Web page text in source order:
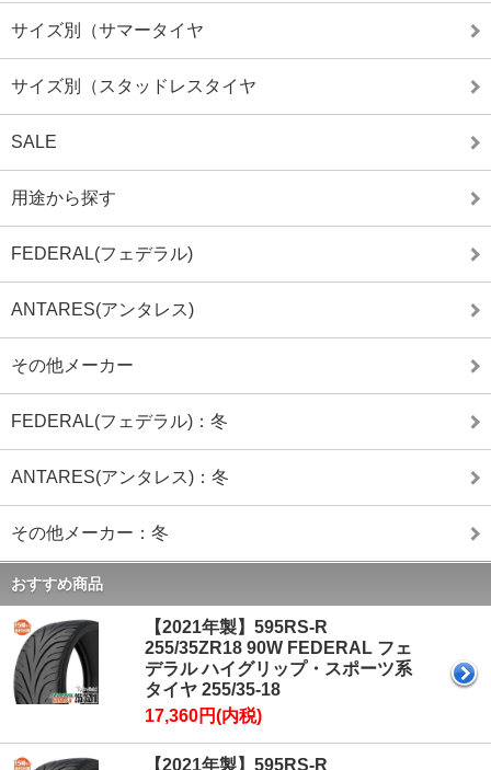
サイズ別（サマータイヤ
サイズ別（スタッドレスタイヤ
SALE
用途から探す
FEDERAL(フェデラル)
ANTARES(アンタレス)
その他メーカー
FEDERAL(フェデラル)：冬
ANTARES(アンタレス)：冬
その他メーカー：冬
おすすめ商品
【2021年製】595RS-R
255/35ZR18 90W FEDERAL フェ
デラル ハイグリップ・スポーツ系
タイヤ 255/35-18
17,360円(内税)
【2021年製】595RS-R